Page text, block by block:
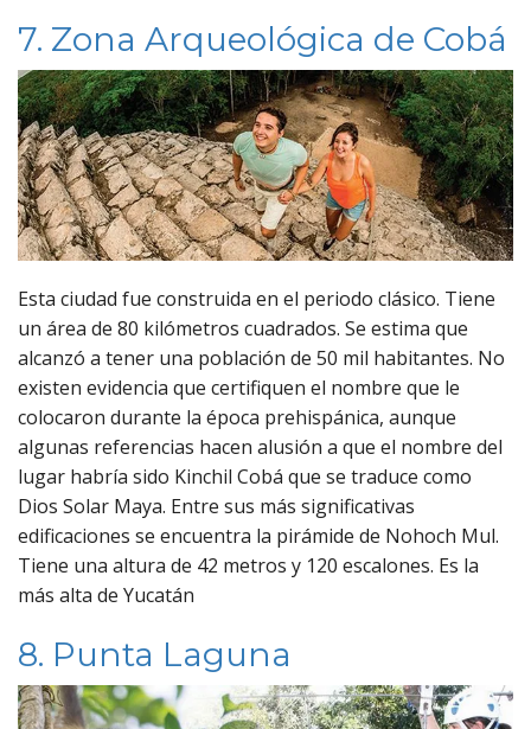
7. Zona Arqueológica de Cobá
Esta ciudad fue construida en el periodo clásico. Tiene
un área de 80 kilómetros cuadrados. Se estima que
alcanzó a tener una población de 50 mil habitantes. No
existen evidencia que certifiquen el nombre que le
colocaron durante la época prehispánica, aunque
algunas referencias hacen alusión a que el nombre del
lugar habría sido Kinchil Cobá que se traduce como
Dios Solar Maya. Entre sus más significativas
edificaciones se encuentra la pirámide de Nohoch Mul.
Tiene una altura de 42 metros y 120 escalones. Es la
más alta de Yucatán
8. Punta Laguna